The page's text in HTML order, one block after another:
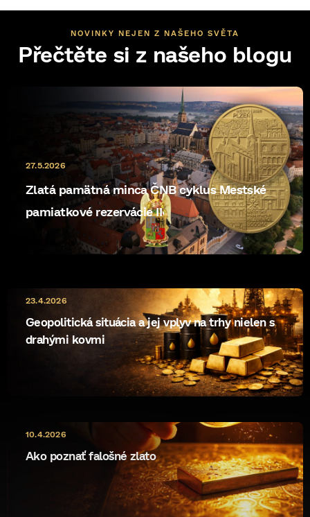
NOVINKY NEJEN Z NAŠEHO SVĚTA
Přečtěte si z našeho blogu
Zlatá pamätná minca ČNB cyklus Mestské
pamiatkové rezervácie II
27.5.2026
Geopolitická situácia a jej vplyv na trhy nielen s
drahými kovmi
23.4.2026
Ako poznať falošné zlato
10.4.2026